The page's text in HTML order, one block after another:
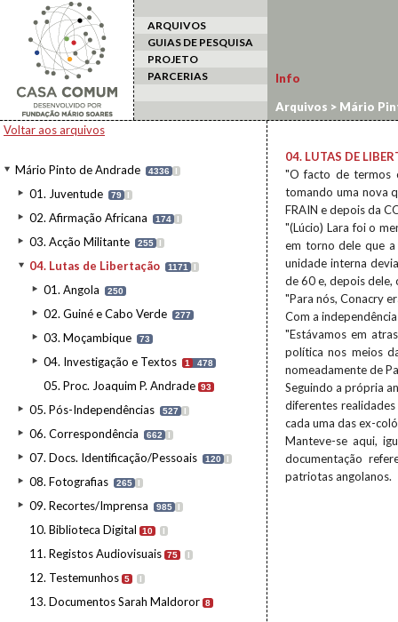
ARQUIVOS
GUIAS DE PESQUISA
PROJETO
PARCERIAS
Voltar aos arquivos
Mário Pinto de Andrade 4336 I
01. Juventude 79 I
02. Afirmação Africana 174 I
03. Acção Militante 255 I
04. Lutas de Libertação 1171 I
01. Angola 250
02. Guiné e Cabo Verde 277
03. Moçambique 73
04. Investigação e Textos 1 478
05. Proc. Joaquim P. Andrade 93
05. Pós-Independências 527 I
06. Correspondência 662 I
07. Docs. Identificação/Pessoais 120 I
08. Fotografias 265 I
09. Recortes/Imprensa 985 I
10. Biblioteca Digital 10 I
11. Registos Audiovisuais 75 I
12. Testemunhos 5 I
13. Documentos Sarah Maldoror 8
Info
Arquivos > Mário
04. LUTAS DE
"O facto de termos
tomando uma nova
FRAIN e depois da
"(Lúcio) Lara foi o
em torno dele que a
unidade interna
de 60 e, depois dele,
"Para nós, Conacry
Com a
"Estávamos em
política nos meios
nomeadamente de
Seguindo a própria
diferentes
cada uma das ex-
Manteve-se aqui,
documentação
patriotas angolanos.